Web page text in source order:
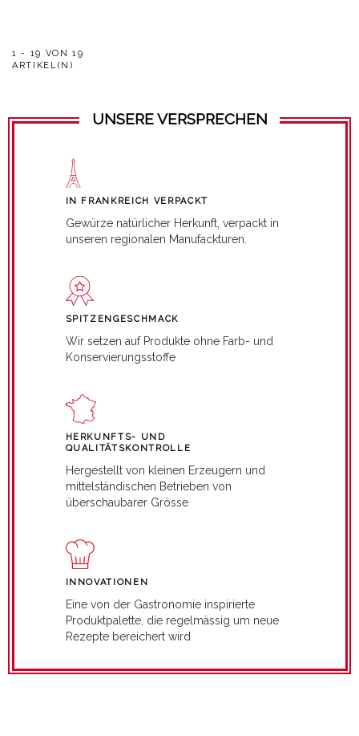
1 - 19 VON 19
ARTIKEL(N)
UNSERE VERSPRECHEN
IN FRANKREICH VERPACKT
Gewürze natürlicher Herkunft, verpackt in
unseren regionalen Manufackturen.
SPITZENGESCHMACK
Wir setzen auf Produkte ohne Farb- und
Konservierungsstoffe
HERKUNFTS- UND
QUALITÄTSKONTROLLE
Hergestellt von kleinen Erzeugern und
mittelständischen Betrieben von
überschaubarer Grösse
INNOVATIONEN
Eine von der Gastronomie inspirierte
Produktpalette, die regelmässig um neue
Rezepte bereichert wird